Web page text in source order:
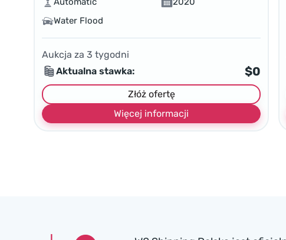
Water Flood
Aukcja za 3 tygodni
Aktualna stawka:
$0
Złóż ofertę
Więcej informacji